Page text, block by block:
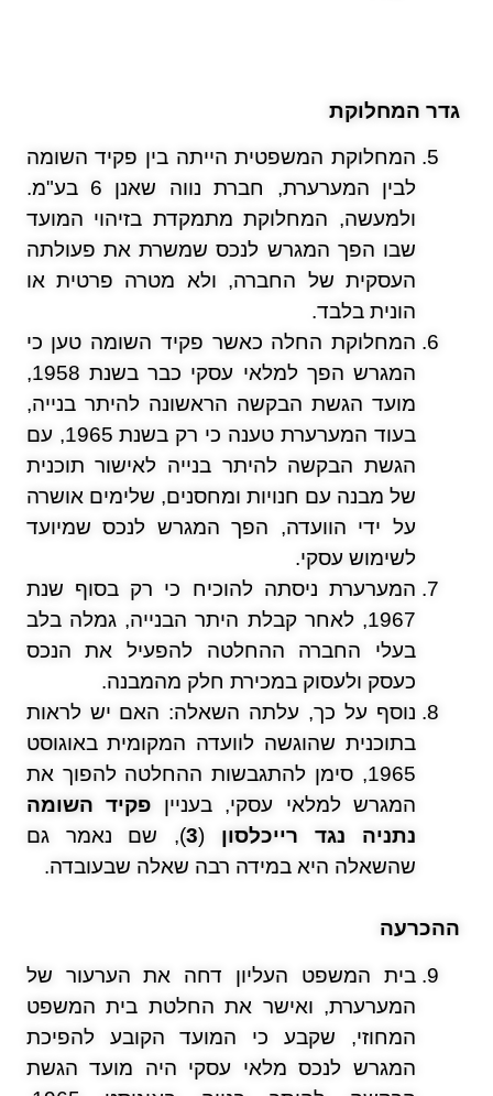
גדר המחלוקת
המחלוקת המשפטית הייתה בין פקיד השומה
לבין המערערת, חברת נווה שאנן 6 בע"מ.
ולמעשה, המחלוקת מתמקדת בזיהוי המועד
שבו הפך המגרש לנכס שמשרת את פעולתה
העסקית של החברה, ולא מטרה פרטית או
הונית בלבד.
המחלוקת החלה כאשר פקיד השומה טען כי
המגרש הפך למלאי עסקי כבר בשנת 1958,
מועד הגשת הבקשה הראשונה להיתר בנייה,
בעוד המערערת טענה כי רק בשנת 1965, עם
הגשת הבקשה להיתר בנייה לאישור תוכנית
של מבנה עם חנויות ומחסנים, שלימים אושרה
על ידי הוועדה, הפך המגרש לנכס שמיועד
לשימוש עסקי.
המערערת ניסתה להוכיח כי רק בסוף שנת
1967, לאחר קבלת היתר הבנייה, גמלה בלב
בעלי החברה ההחלטה להפעיל את הנכס
כעסק ולעסוק במכירת חלק מהמבנה.
נוסף על כך, עלתה השאלה: האם יש לראות
בתוכנית שהוגשה לוועדה המקומית באוגוסט
1965, סימן להתגבשות ההחלטה להפוך את
המגרש למלאי עסקי, בעניין פקיד השומה
נתניה נגד רייכלסון (
3), שם נאמר גם
שהשאלה היא במידה רבה שאלה שבעובדה.
ההכרעה
בית המשפט העליון דחה את הערעור של
המערערת, ואישר את החלטת בית המשפט
המחוזי, שקבע כי המועד הקובע להפיכת
המגרש לנכס מלאי עסקי היה מועד הגשת